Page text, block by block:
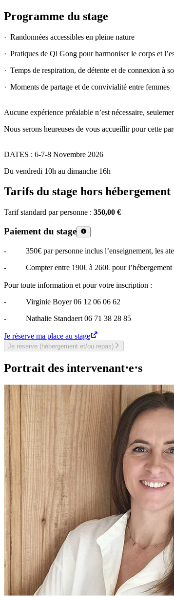
Programme du stage
· Randonnées accessibles en pleine nature
· Pratiques de Qi Gong pour harmoniser le corps et
· Temps de respiration, de détente et de connexion à
· Moments de partage et de convivialité entre femmes
Aucune expérience préalable n’est nécessaire,
Nous serons heureuses de vous accueillir pour cette
DATES : 6-7-8 Novembre 2026
Du vendredi 10h au dimanche 16h
Tarifs du stage hors
Tarif standard par personne : 350,00 €
Paiement du stage
- 350€ par personne inclus l’enseignement, les
- Compter entre 190€ à 260€ pour l’hébergement
Pour toute information et pour votre inscription :
- Virginie Boyer 06 12 06 06 62
- Nathalie Standaert 06 71 38 28 85
Je réserve ma place au stage
Je réserve (hébergement et/ou repas)
Portrait des intervenant⋅e⋅s